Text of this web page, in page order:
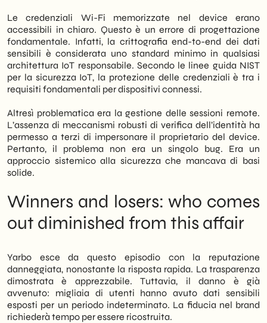
Le credenziali Wi-Fi memorizzate nel device erano
accessibili in chiaro. Questo è un errore di progettazione
fondamentale. Infatti, la crittografia end-to-end dei dati
sensibili è considerata uno standard minimo in qualsiasi
architettura IoT responsabile. Secondo le linee guida NIST
per la sicurezza IoT, la protezione delle credenziali è tra i
requisiti fondamentali per dispositivi connessi.
Altresì problematica era la gestione delle sessioni remote.
L’assenza di meccanismi robusti di verifica dell’identità ha
permesso a terzi di impersonare il proprietario del device.
Pertanto, il problema non era un singolo bug. Era un
approccio sistemico alla sicurezza che mancava di basi
solide.
Winners and losers: who comes
out diminished from this affair
Yarbo esce da questo episodio con la reputazione
danneggiata, nonostante la risposta rapida. La trasparenza
dimostrata è apprezzabile. Tuttavia, il danno è già
avvenuto: migliaia di utenti hanno avuto dati sensibili
esposti per un periodo indeterminato. La fiducia nel brand
richiederà tempo per essere ricostruita.